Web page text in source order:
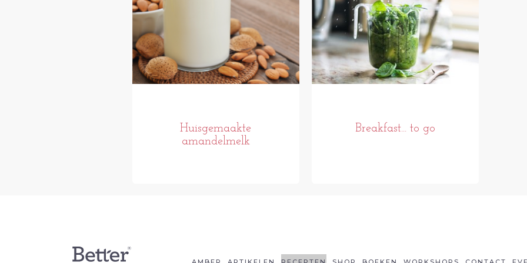
Huisgemaakte
amandelmelk
Breakfast... to go